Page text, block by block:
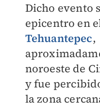
Dicho evento
epicentro en
Tehuantepec,
noroeste de
y fue
la zona